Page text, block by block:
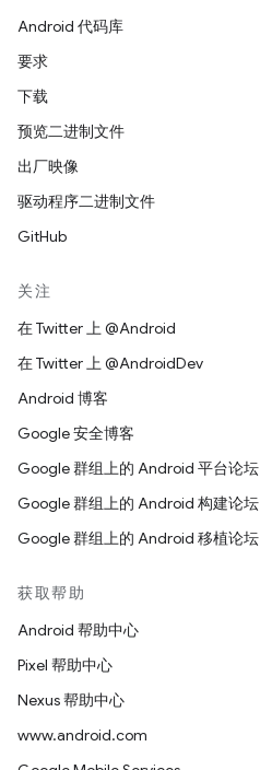
Android 代码库
要求
下载
预览二进制文件
出厂映像
驱动程序二进制文件
GitHub
关注
在 Twitter 上 @Android
在 Twitter 上 @AndroidDev
Android 博客
Google 安全博客
Google 群组上的 Android 平台论坛
Google 群组上的 Android 构建论坛
Google 群组上的 Android 移植论坛
获取帮助
Android 帮助中心
Pixel 帮助中心
Nexus 帮助中心
www.android.com